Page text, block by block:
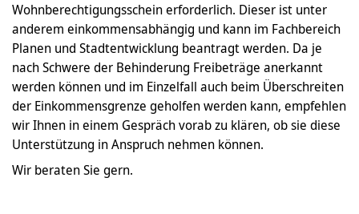
Wohnberechtigungsschein erforderlich. Dieser ist unter
anderem einkommensabhängig und kann im Fachbereich
Planen und Stadtentwicklung beantragt werden. Da je
nach Schwere der Behinderung Freibeträge anerkannt
werden können und im Einzelfall auch beim Überschreiten
der Einkommensgrenze geholfen werden kann, empfehlen
wir Ihnen in einem Gespräch vorab zu klären, ob sie diese
Unterstützung in Anspruch nehmen können.
Wir beraten Sie gern.